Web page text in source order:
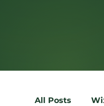
All Posts